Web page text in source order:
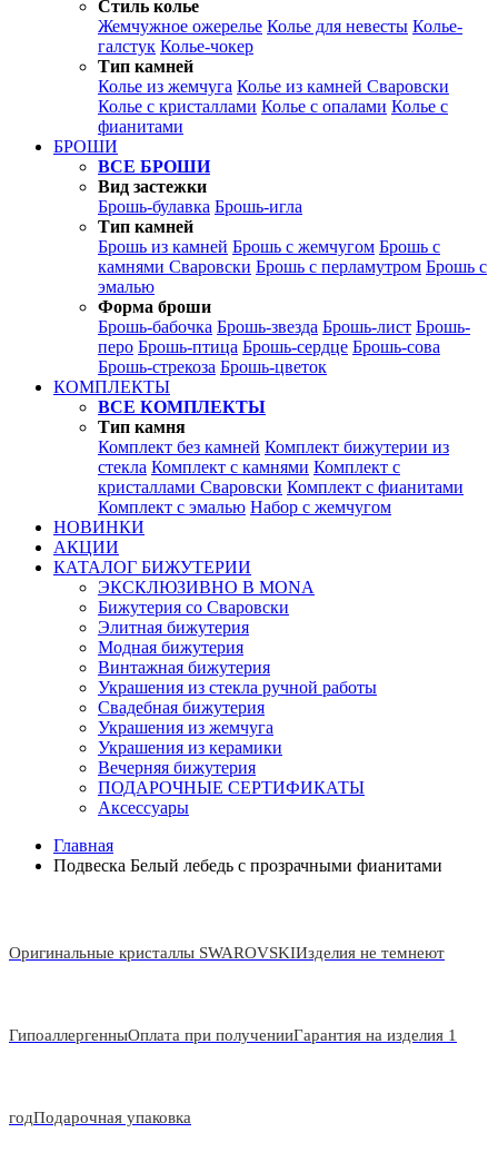
Стиль колье
Жемчужное ожерелье Колье для невесты Колье-
галстук Колье-чокер
Тип камней
Колье из жемчуга Колье из камней Сваровски
Колье с кристаллами Колье с опалами Колье с
фианитами
БРОШИ
ВСЕ БРОШИ
Вид застежки
Брошь-булавка Брошь-игла
Тип камней
Брошь из камней Брошь с жемчугом Брошь с
камнями Сваровски Брошь с перламутром Брошь с
эмалью
Форма броши
Брошь-бабочка Брошь-звезда Брошь-лист Брошь-
перо Брошь-птица Брошь-сердце Брошь-сова
Брошь-стрекоза Брошь-цветок
КОМПЛЕКТЫ
ВСЕ КОМПЛЕКТЫ
Тип камня
Комплект без камней Комплект бижутерии из
стекла Комплект с камнями Комплект с
кристаллами Сваровски Комплект с фианитами
Комплект с эмалью Набор с жемчугом
НОВИНКИ
АКЦИИ
КАТАЛОГ БИЖУТЕРИИ
ЭКСКЛЮЗИВНО В MONA
Бижутерия со Сваровски
Элитная бижутерия
Модная бижутерия
Винтажная бижутерия
Украшения из стекла ручной работы
Свадебная бижутерия
Украшения из жемчуга
Украшения из керамики
Вечерняя бижутерия
ПОДАРОЧНЫЕ СЕРТИФИКАТЫ
Аксессуары
Главная
Подвеска Белый лебедь с прозрачными фианитами
Оригинальные кристаллы SWAROVSKIИзделия не темнеют
ГипоаллергенныОплата при полученииГарантия на изделия 1
годПодарочная упаковка